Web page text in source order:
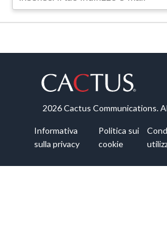
2026 Cactus Communications.
Informativa
sulla privacy
Politica sui
cookie